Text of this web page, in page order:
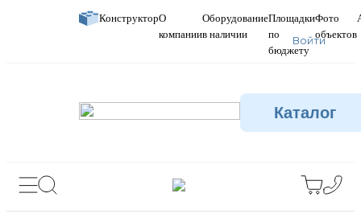
КонструкторО
компании
Оборудование
в наличии
Площадки
по
бюджету
Фото
объектов
Войти
Каталог